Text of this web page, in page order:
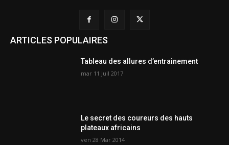
ARTICLES POPULAIRES
Tableau des allures d’entrainement
mar 11 Juil 2017
Le secret des coureurs des hauts
plateaux africains
ven 28 Mar 2014